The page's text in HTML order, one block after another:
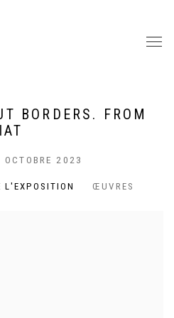
BORDERS. FROM
2023
L'EXPOSITION ŒUVRES